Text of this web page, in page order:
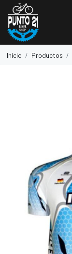
Inicio Productos